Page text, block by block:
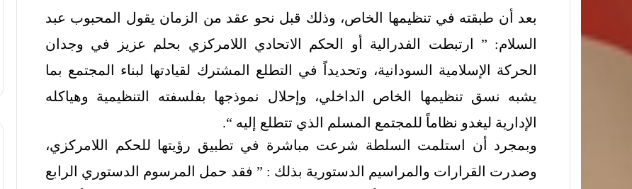
بعد أن طبقته في تنظيمها الخاص، وذلك قبل نحو عقد من الزمان يقول المحبوب عبد
السلام: ” ارتبطت الفدرالية أو الحكم الاتحادي اللامركزي بحلم عزيز في وجدان
الحركة الإسلامية السودانية، وتحديداً في التطلع المشترك لقيادتها لبناء المجتمع بما
يشبه نسق تنظيمها الخاص الداخلي، وإحلال نموذجها بفلسفته التنظيمية وهياكله
الإدارية ليغدو نظاماً للمجتمع المسلم الذي تتطلع إليه “.
وبمجرد أن استلمت السلطة شرعت مباشرة في تطبيق رؤيتها للحكم اللامركزي،
وصدرت القرارات والمراسيم الدستورية بذلك : ” فقد حمل المرسوم الدستوري الرابع